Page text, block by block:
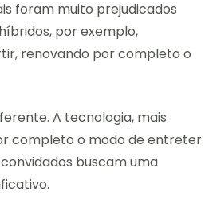
foram muito prejudicados
por exemplo,
renovando por completo o
A tecnologia, mais
completo o modo de entreter
buscam uma